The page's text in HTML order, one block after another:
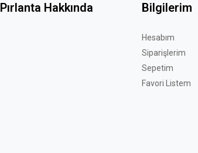
Pırlanta Hakkında Bilgilerim
Hesabım
Siparişlerim
Sepetim
Favori Listem